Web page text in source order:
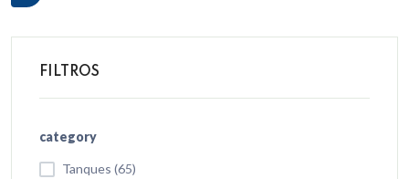
FILTROS
category
Tanques (65)